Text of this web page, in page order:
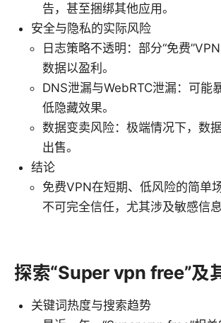
告，甚至捆绑其他应用。
安全与隐私的实际风险
日志策略不透明：部分“免费
数据以盈利。
DNS泄漏与WebRTC泄漏：可能
低隐藏效果。
数据变卖风险：极端情况下，数
出售。
结论
免费VPN在短期、低风险的简单
不可完全信任，尤其涉及敏感信息
探索“Super vpn free”及
关键词热度与搜索趋势